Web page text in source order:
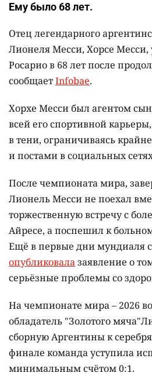
Ему было 68 лет.
Отец легендарного
Лионеля Месси, Хорсе Месси,
Росарио в 68 лет после
сообщаетInfobae.
Хорхе Месси был агентом
всей его спортивной
в тени, ограничиваясь
и постами в социальных
После чемпионата мира,
Лионель Месси не поехал
торжественную встречу с
Айресе, а поспешил к
Ещё в первые дни мундиаля
опубликовалазаявление о
серьёзные проблемы со
На чемпионате мира – 2026
обладатель "Золотого
сборную Аргентины к
финале команда уступила
минимальным счётом 0:1.